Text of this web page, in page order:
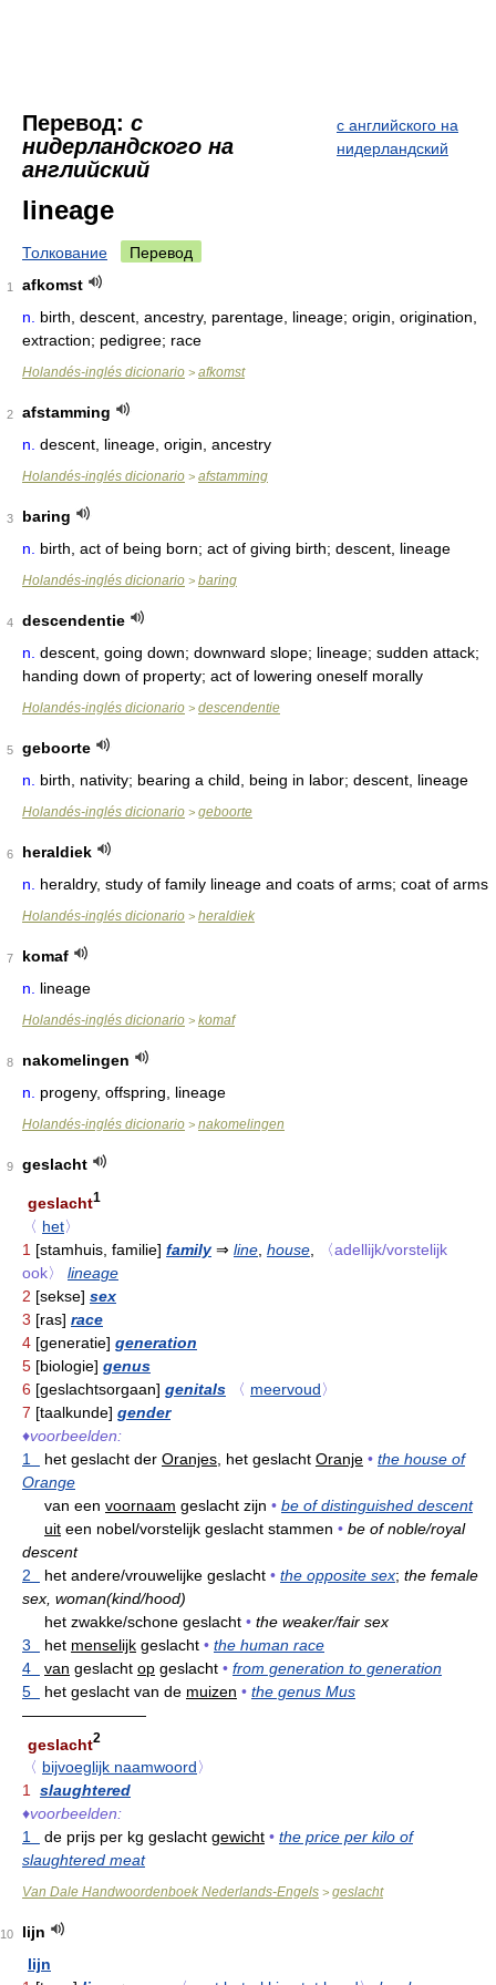
Перевод: с
нидерландского на
английский
с английского на
нидерландский
lineage
Толкование Перевод
1
afkomst
n.
birth, descent, ancestry, parentage, lineage; origin, origination,
extraction; pedigree; race
Holandés-inglés dicionario > afkomst
2
afstamming
n. descent, lineage, origin, ancestry
Holandés-inglés dicionario > afstamming
3
baring
n.
birth, act of being born; act of giving birth; descent, lineage
Holandés-inglés dicionario > baring
4
descendentie
n. descent, going down; downward slope; lineage; sudden attack;
handing down of property; act of lowering oneself morally
Holandés-inglés dicionario > descendentie
5
geboorte
n.
birth, nativity; bearing a child, being in labor; descent, lineage
Holandés-inglés dicionario > geboorte
6
heraldiek
n.
heraldry, study of family lineage and coats of arms; coat of arms
Holandés-inglés dicionario > heraldiek
7
komaf
n.
lineage
Holandés-inglés dicionario > komaf
8
nakomelingen
n.
progeny, offspring, lineage
Holandés-inglés dicionario > nakomelingen
9 geslacht
geslacht1
〈 het〉
1 [stamhuis, familie] family⇒ line house
〈adellijk/vorstelijk
ook〉
lineage
2 [sekse] sex
3 [ras] race
4 [generatie] generation
5 [biologie] genus
6 [geslachtsorgaan] genitals 〈 meervoud〉
7 [taalkunde] gender
♦voorbeelden:
1
het geslacht der Oranjes, het geslacht Oranje • the house of
Orange
van een voornaam geslacht zijn • be of distinguished descent
uit een nobel/vorstelijk geslacht stammen • be of noble/royal
descent
2
het andere/vrouwelijke geslacht • the opposite sex; the female
sex, woman(kind/hood)
het zwakke/schone geslacht • the weaker/fair sex
3
het menselijk geslacht • the human race
4
van geslacht op geslacht • from generation to generation
5
het geslacht van de muizen • the genus Mus
————————
geslacht2
〈 bijvoeglijk naamwoord〉
1 slaughtered
♦voorbeelden:
1
de prijs per kg geslacht gewicht • the price per kilo of
slaughtered meat
Van Dale Handwoordenboek Nederlands-Engels > geslacht
10
lijn
lijn